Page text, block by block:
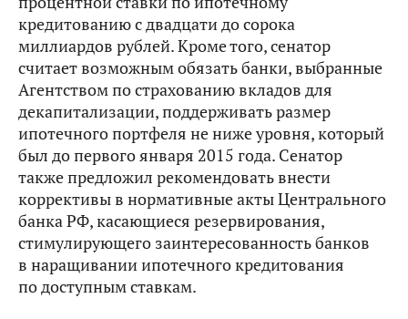
кредитованию с двадцати до сорока
миллиардов рублей. Кроме того, сенатор
считает возможным обязать банки, выбранные
Агентством по страхованию вкладов для
декапитализации, поддерживать размер
ипотечного портфеля не ниже уровня, который
был до первого января 2015 года. Сенатор
также предложил рекомендовать внести
коррективы в нормативные акты Центрального
банка РФ, касающиеся резервирования,
стимулирующего заинтересованность банков
в наращивании ипотечного кредитования
по доступным ставкам.